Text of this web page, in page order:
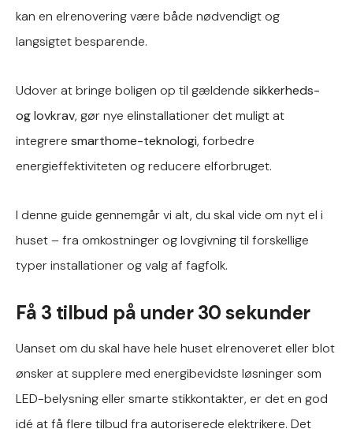
kan en elrenovering være både nødvendigt og
langsigtet besparende.
Udover at bringe boligen op til gældende sikkerheds-
og lovkrav, gør nye elinstallationer det muligt at
integrere smarthome-teknologi, forbedre
energieffektiviteten og reducere elforbruget.
I denne guide gennemgår vi alt, du skal vide om nyt el i
huset – fra omkostninger og lovgivning til forskellige
typer installationer og valg af fagfolk.
Få 3 tilbud på under 30 sekunder
Uanset om du skal have hele huset elrenoveret eller blot
ønsker at supplere med energibevidste løsninger som
LED-belysning eller smarte stikkontakter, er det en god
idé at få flere tilbud fra autoriserede elektrikere. Det